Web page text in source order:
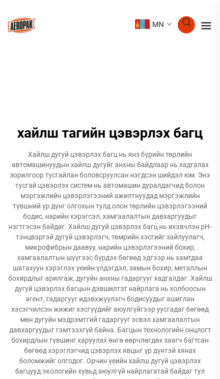
MN
хайлш тагийн цэвэрлэх багц
Хайлш дугуй цэвэрлэх багц нь янз бүрийн төрлийн
автомашинуудын хайлш дугуйг анхны байдлаар нь хадгалах
зорилгоор тусгайлан боловсруулсан нэгдсэн шийдэл юм. Энэ
тусгай цэвэрлэх систем нь автомашин дуралдагчид болон
мэргэжлийн цэвэрлэгээний ажилтнуудад мэргэжлийн
түвшний үр дүнг олгохын тулд олон төрлийн цэвэрлэгээний
бодис, нарийн хэрэгсэл, хамгаалалтын давхаргуудыг
нэгтгэсэн байдаг. Хайлш дугуй цэвэрлэх багц нь ихэвчлэн pH-
тэнцвэртэй дугуй цэвэрлэгч, төмрийн хэсгийг зайлуулагч,
микрофибрын даавуу, нарийн цэвэрлэгээний бохир,
хамгаалалтын шүүгээс бүрдэх бөгөөд эдгээр нь хамтдаа
шатахуун хэрэглэх үеийн үлдэгдэл, замын бохир, металлын
бохирдлыг арилгаж, дугуйн анхны гадаргууг хадгалдаг. Хайлш
дугуй цэвэрлэх багцын дэвшилтэт найрлага нь холбоосын
агент, гадаргууг идэвхжүүлэгч бодисуудыг ашиглан
хэсэгчилсэн жижиг хэсгүүдийг аюулгүйгээр уусгадаг бөгөөд
мөн дугуйн мэдрэмтгий гадаргууг эсвэл хамгаалалтын
давхаргуудыг гэмтээхгүй байна. Багцын технологийн онцлогт
бохирдлын түвшинг харуулах өнгө өөрчлөгдөх заагч багтсан
бөгөөд хэрэглэгчид цэвэрлэх явцыг үр дүнтэй хянах
боломжийг олгодог. Орчин үеийн хайлш дугуй цэвэрлэх
багцууд экологийн хувьд аюулгүй найрлагатай байдаг тул